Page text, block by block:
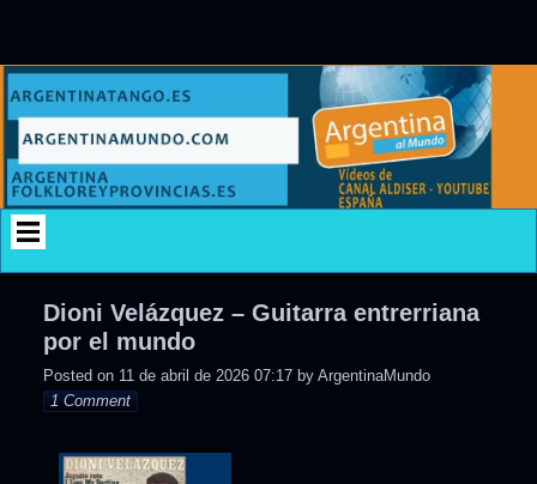
content
Dioni Velázquez – Guitarra entrerriana
por el mundo
Posted on 11 de abril de 2026 07:17 by ArgentinaMundo
1 Comment